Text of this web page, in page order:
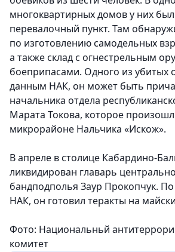
многоквартирных домов у них
перевалочный пункт. Там
по изготовлению самодельных
а также склад с огнестрельным
боеприпасами. Одного из убитых
данным НАК, он может быть
начальника отдела
Марата Токова, которое
микрорайоне Нальчика «Искож».
В апреле в столице Кабардино-
ликвидирован главарь
бандподполья Заур Прокопчук.
НАК, он готовил теракты на
Фото: Национальньй
комитет